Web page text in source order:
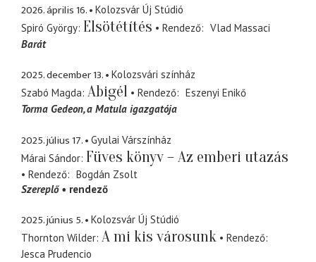
2026. április 16.
Kolozsvár Új Stúdió
Spiró György Elsötétítés Rendező
Vlad Massaci
Barát
2025. december 13.
Kolozsvári színház
Szabó Magda Abigél Rendező
Eszenyi Enikő
Torma Gedeon a Matula igazgatója
2025. július 17.
Gyulai Várszínház
Márai Sándor Füves könyv – Az emberi utazás
Rendező
Bogdán Zsolt
Szereplő
rendező
2025. június 5.
Kolozsvár Új Stúdió
Thornton Wilder A mi kis városunk
Rendező
Jesca Prudencio